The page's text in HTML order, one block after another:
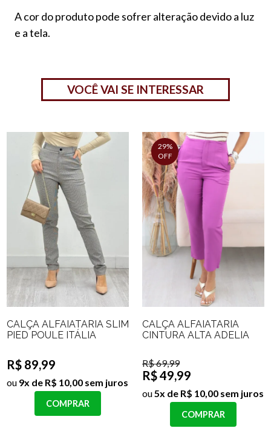
A cor do produto pode sofrer alteração devido a luz
e a tela.
VOCÊ VAI SE INTERESSAR
CALÇA ALFAIATARIA SLIM
PIED POULE ITÁLIA
R$ 89,99
ou 9x de R$ 10,00 sem juros
COMPRAR
29%
OFF
CALÇA ALFAIATARIA
CINTURA ALTA ADELIA
R$ 69,99
R$ 49,99
ou 5x de R$ 10,00 sem juros
COMPRAR